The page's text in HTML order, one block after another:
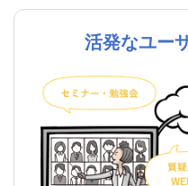
活発なユー